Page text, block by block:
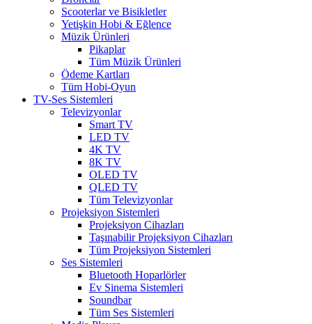
Scooterlar ve Bisikletler
Yetişkin Hobi & Eğlence
Müzik Ürünleri
Pikaplar
Tüm Müzik Ürünleri
Ödeme Kartları
Tüm Hobi-Oyun
TV-Ses Sistemleri
Televizyonlar
Smart TV
LED TV
4K TV
8K TV
OLED TV
QLED TV
Tüm Televizyonlar
Projeksiyon Sistemleri
Projeksiyon Cihazları
Taşınabilir Projeksiyon Cihazları
Tüm Projeksiyon Sistemleri
Ses Sistemleri
Bluetooth Hoparlörler
Ev Sinema Sistemleri
Soundbar
Tüm Ses Sistemleri